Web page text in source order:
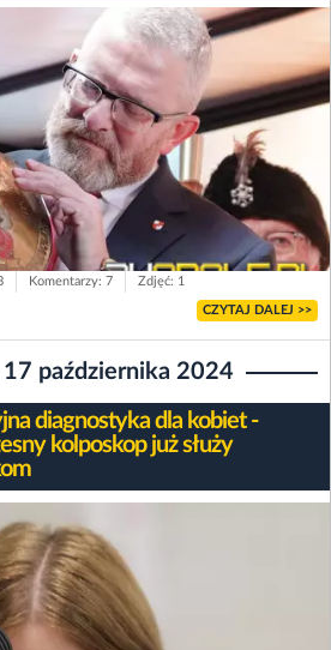
Komentarzy: 7 Zdjęć: 1
CZYTAJ DALEJ >>
października 2024
diagnostyka dla kobiet -
kolposkop już służy